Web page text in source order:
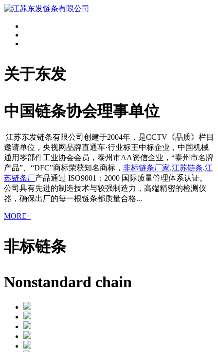
关于东发
中国链条协会理事单位
江苏东发链条有限公司创建于2004年，是CCTV《品质》栏目
邀请单位，央视网品牌直通车·行业标王中标企业，中国机械
通用零部件工业协会会员，泰州市AA资信企业，“泰州市名牌
产品”、“DFC”商标荣获知名商标， 非标链条厂家,江苏链条,江
苏链条厂产品通过 ISO9001：2000 国际质量管理体系认证。
公司具有先进的制造技术与较强制造力，高端精密的检测仪
器，确保出厂的每一根链条都质量合格...
MORE+
非标链条
Nonstandard chain